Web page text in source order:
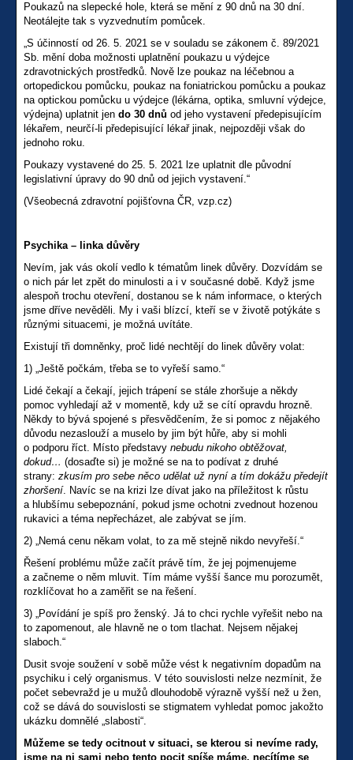
Poukazů na slepecké hole, která se mění z 90 dnů na 30 dní.
Neotálejte tak s vyzvednutím pomůcek.
„S účinností od 26. 5. 2021 se v souladu se zákonem č. 89/2021
Sb. mění doba možnosti uplatnění poukazu u výdejce
zdravotnických prostředků. Nově lze poukaz na léčebnou a
ortopedickou pomůcku, poukaz na foniatrickou pomůcku a poukaz
na optickou pomůcku u výdejce (lékárna, optika, smluvní výdejce,
výdejna) uplatnit jen do 30 dnů od jeho vystavení předepisujícím
lékařem, neurčí-li předepisující lékař jinak, nejpozději však do
jednoho roku.
Poukazy vystavené do 25. 5. 2021 lze uplatnit dle původní
legislativní úpravy do 90 dnů od jejich vystavení.“
(Všeobecná zdravotní pojišťovna ČR, vzp.cz)
Psychika – linka důvěry
Nevím, jak vás okolí vedlo k tématům linek důvěry. Dozvídám se
o nich pár let zpět do minulosti a i v současné době. Když jsme
alespoň trochu otevření, dostanou se k nám informace, o kterých
jsme dříve nevěděli. My i vaši blízcí, kteří se v životě potýkáte s
různými situacemi, je možná uvítáte.
Existují tři domněnky, proč lidé nechtějí do linek důvěry volat:
1) „Ještě počkám, třeba se to vyřeší samo.“
Lidé čekají a čekají, jejich trápení se stále zhoršuje a někdy
pomoc vyhledají až v momentě, kdy už se cítí opravdu hrozně.
Někdy to bývá spojené s přesvědčením, že si pomoc z nějakého
důvodu nezaslouží a muselo by jim být hůře, aby si mohli
o podporu říct. Místo představy nebudu nikoho obtěžovat,
dokud… (dosaďte si) je možné se na to podívat z druhé
strany: zkusím pro sebe něco udělat už nyní a tím dokážu předejít
zhoršení. Navíc se na krizi lze dívat jako na příležitost k růstu
a hlubšímu sebepoznání, pokud jsme ochotni zvednout hozenou
rukavici a téma nepřecházet, ale zabývat se jím.
2) „Nemá cenu někam volat, to za mě stejně nikdo nevyřeší.“
Řešení problému může začít právě tím, že jej pojmenujeme
a začneme o něm mluvit. Tím máme vyšší šance mu porozumět,
rozklíčovat ho a zaměřit se na řešení.
3) „Povídání je spíš pro ženský. Já to chci rychle vyřešit nebo na
to zapomenout, ale hlavně ne o tom tlachat. Nejsem nějakej
slaboch.“
Dusit svoje soužení v sobě může vést k negativním dopadům na
psychiku i celý organismus. V této souvislosti nelze nezmínit, že
počet sebevražd je u mužů dlouhodobě výrazně vyšší než u žen,
což se dává do souvislosti se stigmatem vyhledat pomoc jakožto
ukázku domnělé „slabosti“.
Můžeme se tedy ocitnout v situaci, se kterou si nevíme rady,
jsme na ni sami nebo tento pocit spíše máme, necítíme se